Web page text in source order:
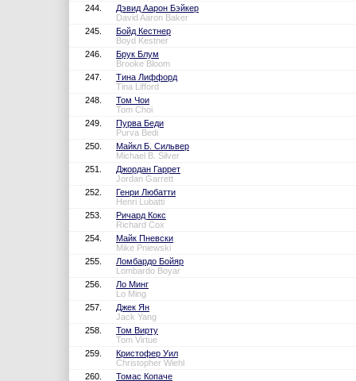
244.
Дэвид Аарон Бэйкер
David Aaron Baker
245.
Бойд Кестнер
Boyd Kestner
246.
Брук Блум
Brooke Bloom
247.
Тина Лиффорд
Tina Lifford
248.
Том Чои
Tom Choi
249.
Пурва Беди
Purva Bedi
250.
Майкл Б. Сильвер
Michael B. Silver
251.
Джордан Гаррет
Jordan Garrett
252.
Генри Любатти
Henri Lubatti
253.
Ричард Кокс
Richard Cox
254.
Майк Пневски
Mike Pniewski
255.
Ломбардо Бойяр
Lombardo Boyar
256.
Ло Минг
Lo Ming
257.
Джек Ян
Jack Yang
258.
Том Вирту
Tom Virtue
259.
Кристофер Уил
Christopher Wiehl
260.
Томас Копаче